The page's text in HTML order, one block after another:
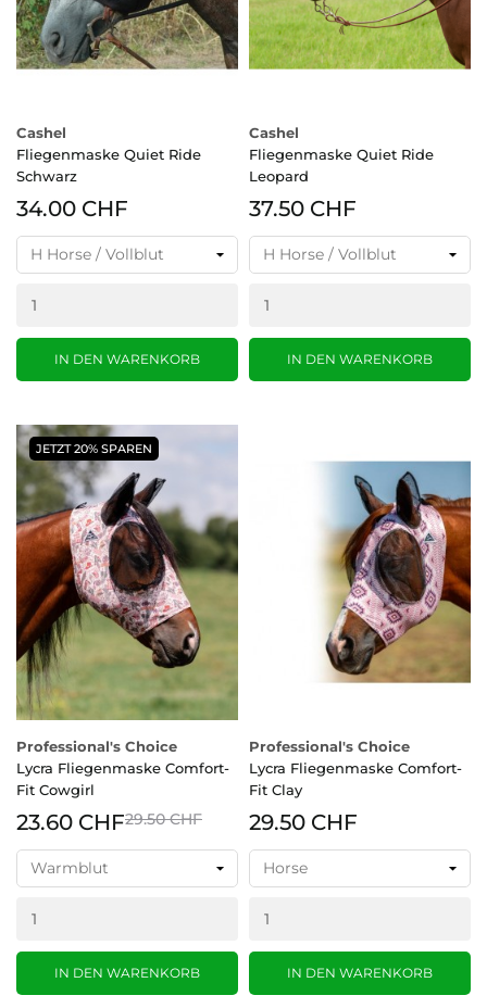
Cashel
Fliegenmaske Quiet Ride
Schwarz
34.00 CHF
IN DEN WARENKORB
Cashel
Fliegenmaske Quiet Ride
Leopard
37.50 CHF
IN DEN WARENKORB
Professional's Choice
Lycra Fliegenmaske Comfort-
Fit Cowgirl
23.60 CHF29.50 CHF
IN DEN WARENKORB
JETZT 20% SPAREN
Professional's Choice
Lycra Fliegenmaske Comfort-
Fit Clay
29.50 CHF
IN DEN WARENKORB